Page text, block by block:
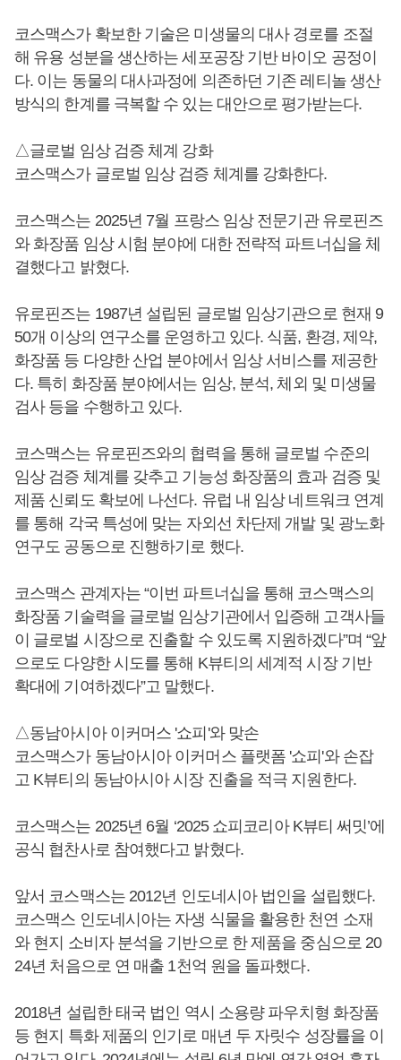
코스맥스가 확보한 기술은 미생물의 대사 경로를 조절
해 유용 성분을 생산하는 세포공장 기반 바이오 공정이
다. 이는 동물의 대사과정에 의존하던 기존 레티놀 생산
방식의 한계를 극복할 수 있는 대안으로 평가받는다.
△글로벌 임상 검증 체계 강화
코스맥스가 글로벌 임상 검증 체계를 강화한다.
코스맥스는 2025년 7월 프랑스 임상 전문기관 유로핀즈
와 화장품 임상 시험 분야에 대한 전략적 파트너십을 체
결했다고 밝혔다.
유로핀즈는 1987년 설립된 글로벌 임상기관으로 현재 9
50개 이상의 연구소를 운영하고 있다. 식품, 환경, 제약,
화장품 등 다양한 산업 분야에서 임상 서비스를 제공한
다. 특히 화장품 분야에서는 임상, 분석, 체외 및 미생물
검사 등을 수행하고 있다.
코스맥스는 유로핀즈와의 협력을 통해 글로벌 수준의
임상 검증 체계를 갖추고 기능성 화장품의 효과 검증 및
제품 신뢰도 확보에 나선다. 유럽 내 임상 네트워크 연계
를 통해 각국 특성에 맞는 자외선 차단제 개발 및 광노화
연구도 공동으로 진행하기로 했다.
코스맥스 관계자는 “이번 파트너십을 통해 코스맥스의
화장품 기술력을 글로벌 임상기관에서 입증해 고객사들
이 글로벌 시장으로 진출할 수 있도록 지원하겠다”며 “앞
으로도 다양한 시도를 통해 K뷰티의 세계적 시장 기반
확대에 기여하겠다”고 말했다.
△동남아시아 이커머스 '쇼피'와 맞손
코스맥스가 동남아시아 이커머스 플랫폼 '쇼피'와 손잡
고 K뷰티의 동남아시아 시장 진출을 적극 지원한다.
코스맥스는 2025년 6월 ‘2025 쇼피코리아 K뷰티 써밋’에
공식 협찬사로 참여했다고 밝혔다.
앞서 코스맥스는 2012년 인도네시아 법인을 설립했다.
코스맥스 인도네시아는 자생 식물을 활용한 천연 소재
와 현지 소비자 분석을 기반으로 한 제품을 중심으로 20
24년 처음으로 연 매출 1천억 원을 돌파했다.
2018년 설립한 태국 법인 역시 소용량 파우치형 화장품
등 현지 특화 제품의 인기로 매년 두 자릿수 성장률을 이